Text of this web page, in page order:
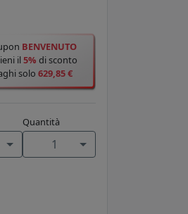
BENVENUTO
il5% di sconto
solo 629,85 €
Quantità
1